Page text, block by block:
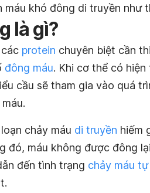
khó đông di truyền như
là gì?
protein chuyên biệt cần
đông máu. Khi cơ thể có
cầu sẽ tham gia vào quá
chảy máu di truyền hiếm
đó, máu không được đông
đến tình trạng chảy máu